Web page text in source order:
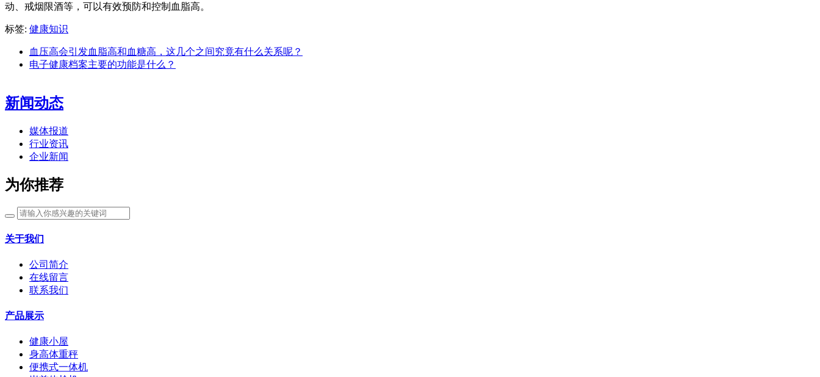
动、戒烟限酒等，可以有效预防和控制血脂高。
标签: 健康知识
血压高会引发血脂高和血糖高，这几个之间究竟有什么关系呢？
电子健康档案主要的功能是什么？
新闻动态
媒体报道
行业资讯
企业新闻
为你推荐
关于我们
公司简介
在线留言
联系我们
产品展示
健康小屋
身高体重秤
便携式一体机